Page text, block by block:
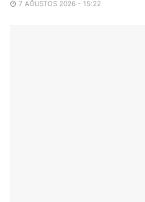
7 AĞUSTOS 2026 - 15:22